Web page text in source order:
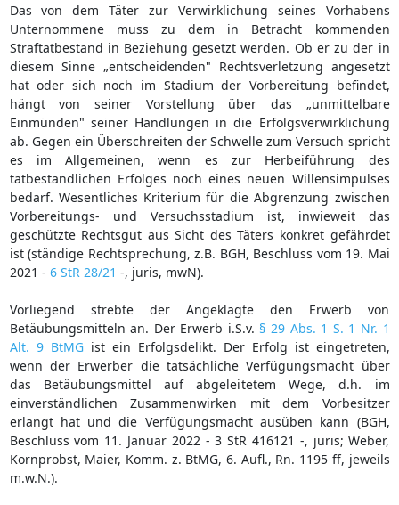
Das von dem Täter zur Verwirklichung seines Vorhabens
Unternommene muss zu dem in Betracht kommenden
Straftatbestand in Beziehung gesetzt werden. Ob er zu der in
diesem Sinne „entscheidenden" Rechtsverletzung angesetzt
hat oder sich noch im Stadium der Vorbereitung befindet,
hängt von seiner Vorstellung über das „unmittelbare
Einmünden" seiner Handlungen in die Erfolgsverwirklichung
ab. Gegen ein Überschreiten der Schwelle zum Versuch spricht
es im Allgemeinen, wenn es zur Herbeiführung des
tatbestandlichen Erfolges noch eines neuen Willensimpulses
bedarf. Wesentliches Kriterium für die Abgrenzung zwischen
Vorbereitungs- und Versuchsstadium ist, inwieweit das
geschützte Rechtsgut aus Sicht des Täters konkret gefährdet
ist (ständige Rechtsprechung, z.B. BGH, Beschluss vom 19. Mai
2021 - 6 StR 28/21 -, juris, mwN).
Vorliegend strebte der Angeklagte den Erwerb von
Betäubungsmitteln an. Der Erwerb i.S.v. § 29 Abs. 1 S. 1 Nr. 1
Alt. 9 BtMGist ein Erfolgsdelikt. Der Erfolg ist eingetreten,
wenn der Erwerber die tatsächliche Verfügungsmacht über
das Betäubungsmittel auf abgeleitetem Wege, d.h. im
einverständlichen Zusammenwirken mit dem Vorbesitzer
erlangt hat und die Verfügungsmacht ausüben kann (BGH,
Beschluss vom 11. Januar 2022 - 3 StR 416121 -, juris; Weber,
Kornprobst, Maier, Komm. z. BtMG, 6. Aufl., Rn. 1195 ff, jeweils
m.w.N.).